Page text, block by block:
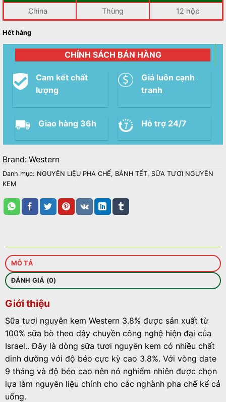
480.000 VND.
là:
340.000
China
Thùng 12 hộp
Hết hàng
CHÍNH SÁCH BÁN HÀNG
Cam kết chất
lượng
Giá luôn cạnh
tranh
Giao hàng 36h Hỗ trợ 24/7
Brand: Western
Danh mục: NGUYÊN LIỆU PHA CHẾ, BÁNH TẾT, SỮA TƯƠI NGUYÊN
KEM
MÔ TẢ
ĐÁNH GIÁ (0)
Giới thiệu
Sữa tươi nguyên kem Western 3.8% được sản xuất từ
100% sữa bò theo dây chuyền công nghệ hiện đại của
Israel.. Đây là dòng sữa tươi nguyên kem có nhiều chất
dinh dưỡng với độ béo cực kỳ cao 3.8%. Với vòng date
9 tháng và độ béo cao nên nó nghiểm nhiên được chọn
lựa làm nguyên liệu chính cho các nghành pha chế kể cả
uống.